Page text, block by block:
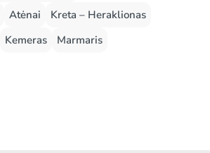
Atėnai
Kreta – Heraklionas
Kemeras Marmaris